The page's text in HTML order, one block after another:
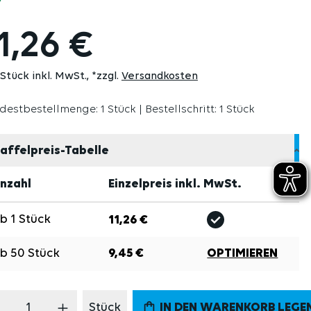
€
inkl. MwSt. *zzgl. Versandkosten
1 Stück | Bestellschritt: 1 Stück
Tabelle
Einzelpreis inkl. MwSt.
1 Stück 11,26 €
50 Stück 9,45 € OPTIMIEREN
Anzahl: Gib den gewünschten
Stück IN DEN WARENKORB